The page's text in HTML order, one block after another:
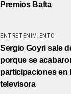
Premios Bafta
ENTRETENIMIENTO
Sergio Goyri sale
porque se
participaciones en
televisora